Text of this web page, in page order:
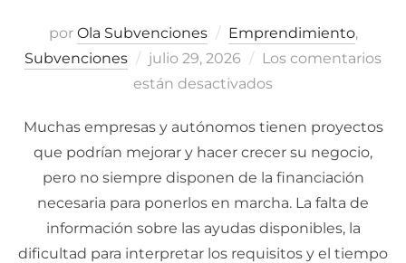
por Ola Subvenciones Emprendimiento,
Subvenciones
Publicado
el
julio 29, 2026
Los comentarios
están desactivados
Muchas empresas y autónomos tienen proyectos
que podrían mejorar y hacer crecer su negocio,
pero no siempre disponen de la financiación
necesaria para ponerlos en marcha. La falta de
información sobre las ayudas disponibles, la
dificultad para interpretar los requisitos y el tiempo